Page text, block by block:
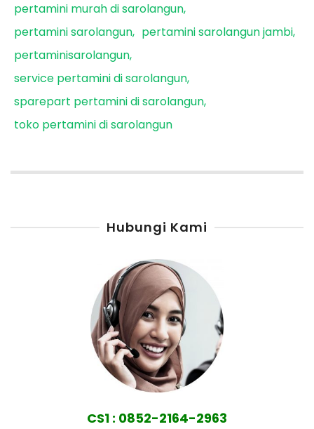
pertamini murah di sarolangun
pertamini sarolangun
pertamini sarolangun jambi
pertaminisarolangun
service pertamini di sarolangun
sparepart pertamini di sarolangun
toko pertamini di sarolangun
Hubungi Kami
CS1 : 0852-2164-2963